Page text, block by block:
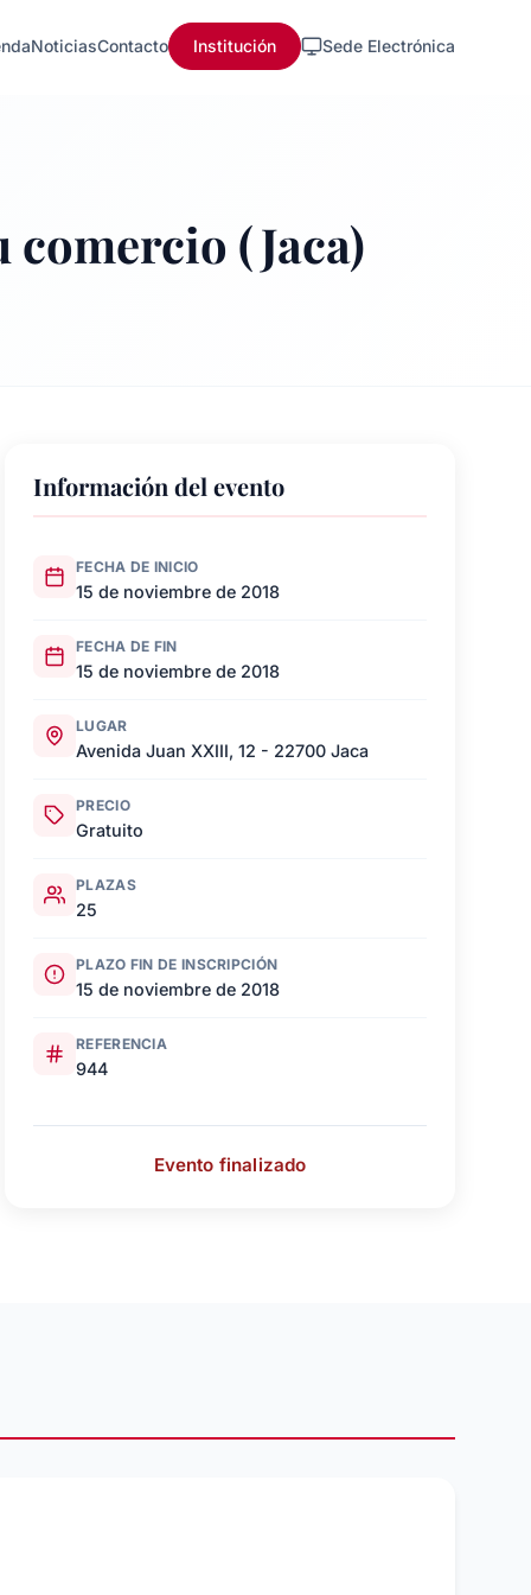
NoticiasContacto Institución Sede Electrónica
(Jaca)
Información del evento
FECHA DE INICIO
15 de noviembre de 2018
FECHA DE FIN
15 de noviembre de 2018
LUGAR
Avenida Juan XXIII, 12 - 22700 Jaca
PRECIO
Gratuito
PLAZAS
25
PLAZO FIN DE INSCRIPCIÓN
15 de noviembre de 2018
REFERENCIA
944
Evento finalizado